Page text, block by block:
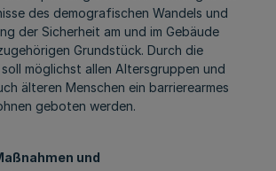
des demografischen Wandels und
der Sicherheit am und im Gebäude
Grundstück. Durch die
soll möglichst allen Altersgruppen und
älteren Menschen ein barrierearmes
geboten werden.
und